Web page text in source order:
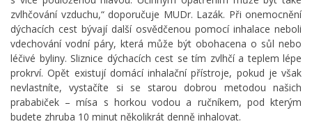
zvlhčování vzduchu,“ doporučuje MUDr. Lazák. Při onemocnění
dýchacích cest bývají další osvědčenou pomocí inhalace neboli
vdechování vodní páry, která může být obohacena o sůl nebo
léčivé byliny. Sliznice dýchacích cest se tím zvlhčí a teplem lépe
prokrví. Opět existují domácí inhalační přístroje, pokud je však
nevlastníte, vystačíte si se starou dobrou metodou našich
prababiček – mísa s horkou vodou a ručníkem, pod kterým
budete zhruba 10 minut několikrát denně inhalovat.